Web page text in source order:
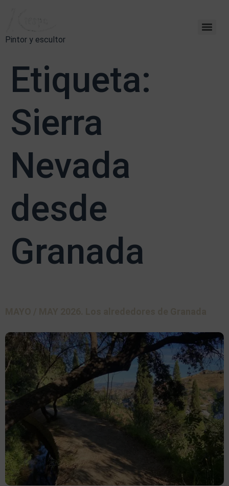
Pintor y escultor
Etiqueta:
Sierra
Nevada
desde
Granada